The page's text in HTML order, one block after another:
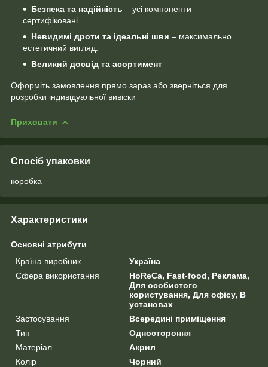
Безпека та надійність – усі компоненти
сертифіковані.
Невидимі дроти та ідеальні шви – максимально
естетичний вигляд.
Великий досвід та асортимент
Оформіть замовлення прямо зараз або зверніться для
розробки індивідуальної вивіски
Приховати
Спосіб упаковки
коробка
Характеристики
Основні атрибути
Країна виробник
Україна
Сфера використання
HoReCa, Fast-food, Реклама,
Для особистого
користування, Для офісу, В
установах
Застосування
Всередині приміщення
Тип
Одностороння
Матеріал
Акрил
Колір
Чорний